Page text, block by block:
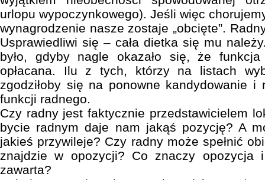
urlopu wypoczynkowego). Jeśli więc
wynagrodzenie nasze zostaje „obcięte”.
Usprawiedliwi się – cała dietka się mu
było, gdyby nagle okazało się, że
opłacana. Ilu z tych, którzy na listach
zgodziłoby się na ponowne kandydowanie i
funkcji radnego.
Czy radny jest faktycznie przedstawicielem
bycie radnym daje nam jakąś pozycję? A
jakieś przywileje? Czy radny może spełnić
znajdzie w opozycji? Co znaczy opozycja
zawarta?